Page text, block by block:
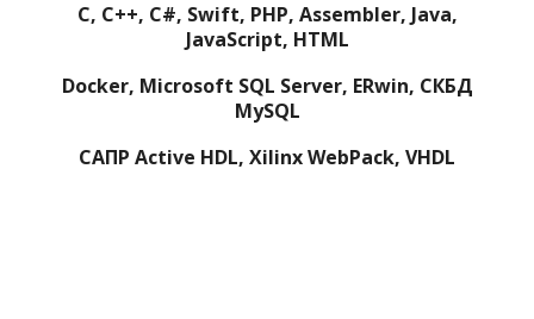
С, С++, С#, Swift, PHP, Assembler, Java,
JavaScript, HTML
Docker, Microsoft SQL Server, ERwin, СКБД
MySQL
САПР Active HDL, Xilinx WebPack, VHDL